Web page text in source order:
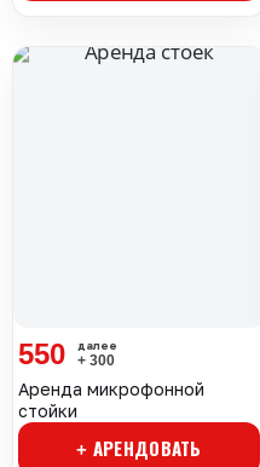
Аренда микрофонной
стойки
+ АРЕНДОВАТЬ
550 + 300